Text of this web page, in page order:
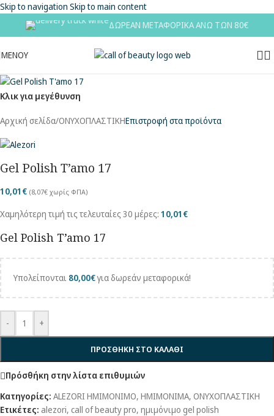
Skip to navigation Skip to main content
ΔΩΡΕΑΝ ΜΕΤΑΦΟΡΙΚΑ ΑΝΩ ΤΩΝ 80€
ΜΕΝΟΥ
Κλικ για μεγέθυνση
Αρχική σελίδα/ΟΝΥΧΟΠΛΑΣΤΙΚΗΕπιστροφή στα προϊόντα
Gel Polish T’amo 17
10,01 € (8,07€ χωρίς ΦΠΑ)
Χαμηλότερη τιμή τις τελευταίες 30 μέρες: 10,01 €
Gel Polish T’amo 17
Υπολείπονται 80,00€για δωρεάν μεταφορικά!
- +
ΠΡΟΣΘΗΚΗ ΣΤΟ ΚΑΛΑΘΙ
Πρόσθήκη στην λίστα επιθυμιών
Κατηγορίες: ALEZORI ΗΜΙΜΟΝΙΜΟ, ΗΜΙΜΟΝΙΜΑ, ΟΝΥΧΟΠΛΑΣΤΙΚΗ
Ετικέτες: alezori, call of beauty pro, ημιμόνιμο gel polish